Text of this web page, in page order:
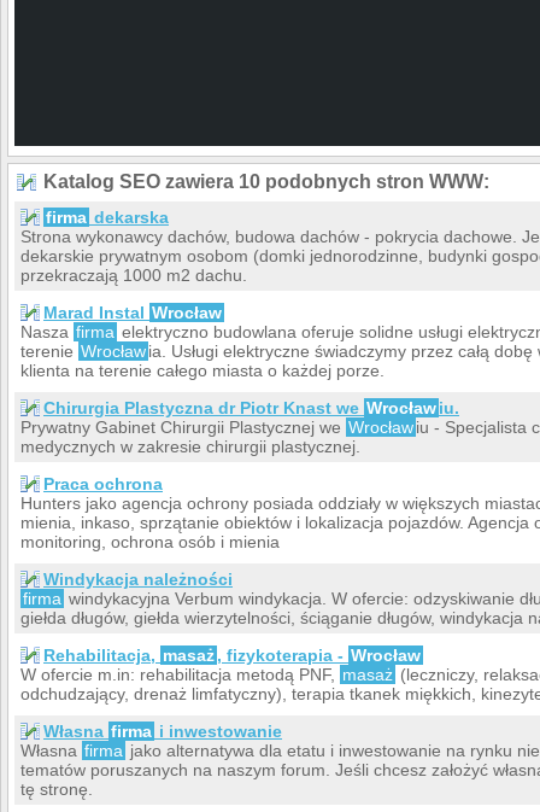
Katalog SEO zawiera 10 podobnych stron WWW:
firma dekarska
Strona wykonawcy dachów, budowa dachów - pokrycia dachowe.
dekarskie prywatnym osobom (domki jednorodzinne, budynki
przekraczają 1000 m2 dachu.
Marad Instal Wrocław
Nasza firma elektryczno budowlana oferuje solidne usługi
terenie Wrocławia. Usługi elektryczne świadczymy przez całą
klienta na terenie całego miasta o każdej porze.
Chirurgia Plastyczna dr Piotr Knast we Wrocławiu.
Prywatny Gabinet Chirurgii Plastycznej we Wrocławiu - Specjalista
medycznych w zakresie chirurgii plastycznej.
Praca ochrona
Hunters jako agencja ochrony posiada oddziały w większych
mienia, inkaso, sprzątanie obiektów i lokalizacja pojazdów.
monitoring, ochrona osób i mienia
Windykacja należności
firma windykacyjna Verbum windykacja. W ofercie: odzyskiwanie
giełda długów, giełda wierzytelności, ściąganie długów, windykacja
Rehabilitacja, masaż, fizykoterapia - Wrocław
W ofercie m.in: rehabilitacja metodą PNF,
masaż (leczniczy,
odchudzający, drenaż limfatyczny), terapia tkanek miękkich,
Własna firma i inwestowanie
Własna firma jako alternatywa dla etatu i inwestowanie na rynku
tematów poruszanych na naszym forum. Jeśli chcesz założyć
tę stronę.